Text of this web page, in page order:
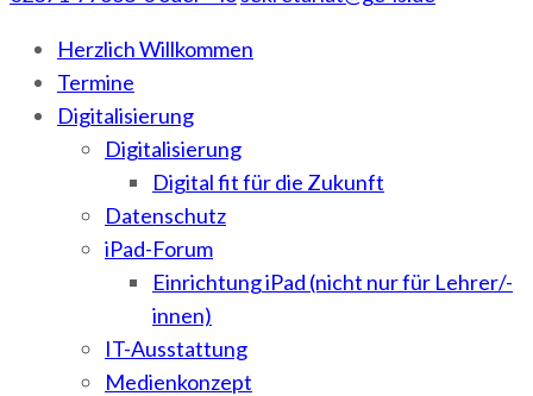
Herzlich Willkommen
Termine
Digitalisierung
Digitalisierung
Digital fit für die Zukunft
Datenschutz
iPad-Forum
Einrichtung iPad (nicht nur für Lehrer/-
innen)
IT-Ausstattung
Medienkonzept